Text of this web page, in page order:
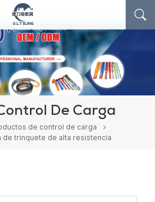
De Carga
de control de carga
de trinquete de alta resistencia